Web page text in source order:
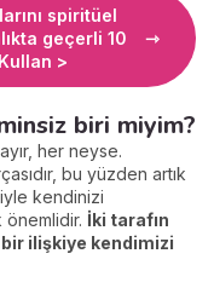
spiritüel
geçerli 10
>
biri miyim?
her neyse.
bu yüzden artık
kendinizi
İki tarafın
bir ilişkiye kendimizi